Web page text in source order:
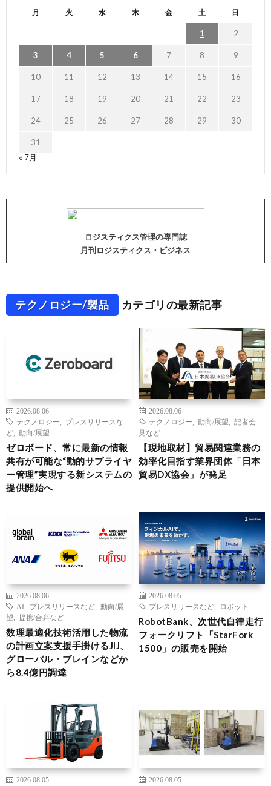
月 火 水 木 金 土 日
1 2
3 4 5 6 7 8 9
10 11 12 13 14 15 16
17 18 19 20 21 22 23
24 25 26 27 28 29 30
31
« 7月
ロジスティクス管理の専門誌
月刊ロジスティクス・ビジネス
テクノロジー/製品 カテゴリの最新記事
2026.08.06
テクノロジー
プレスリリースな
ど
動向/展望
ゼロボード、常に最新の情報
共有が可能な“動的サプライヤ
ー管理”実現する新システムの
提供開始へ
2026.08.06
テクノロジー
動向/展望
記者会
見など
【現地取材】貿易関連業務の
効率化目指す業界団体「日本
貿易DX協会」が発足
2026.08.06
AI
プレスリリースなど
動向/展
望
提携/合弁など
数理最適化技術活用した物流
の計画立案支援手掛けるJIJ、
グローバル・ブレインなどか
ら8.4億円調達
2026.08.05
プレスリリースなど
ロボット
RobotBank、次世代自律走行
フォークリフト「StarFork
1500」の販売を開始
2026.08.05
2026.08.05